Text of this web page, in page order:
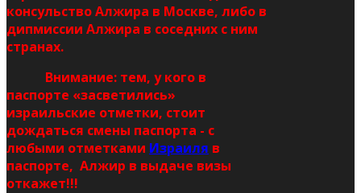
консульство Алжира в Москве, либо в
дипмиссии Алжира в соседних с ним
странах.
Внимание: тем, у кого в
паспорте «засветились»
израильские отметки, стоит
дождаться смены паспорта - с
любыми отметками Израиля в
паспорте, Алжир в выдаче визы
откажет!!!